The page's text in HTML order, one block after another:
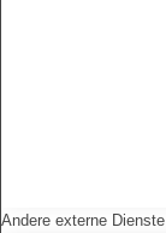
Andere externe Dienste